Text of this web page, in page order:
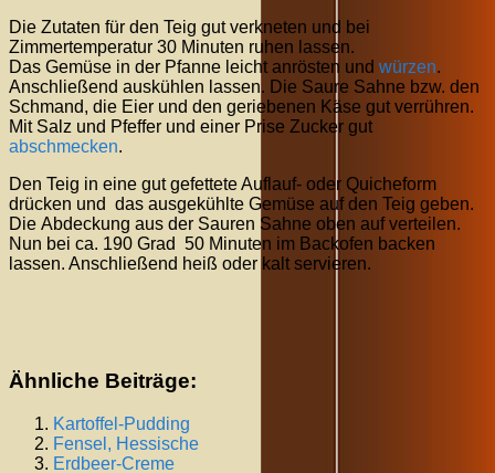
Die Zutaten für den Teig gut verkneten und bei
Zimmertemperatur 30 Minuten ruhen lassen.
Das Gemüse in der Pfanne leicht anrösten und würzen.
Anschließend auskühlen lassen. Die Saure Sahne bzw. den
Schmand, die Eier und den geriebenen Käse gut verrühren.
Mit Salz und Pfeffer und einer Prise Zucker gut
abschmecken.
Den Teig in eine gut gefettete Auflauf- oder Quicheform
drücken und das ausgekühlte Gemüse auf den Teig geben.
Die Abdeckung aus der Sauren Sahne oben auf verteilen.
Nun bei ca. 190 Grad 50 Minuten im Backofen backen
lassen. Anschließend heiß oder kalt servieren.
Ähnliche Beiträge:
Kartoffel-Pudding
Fensel, Hessische
Erdbeer-Creme